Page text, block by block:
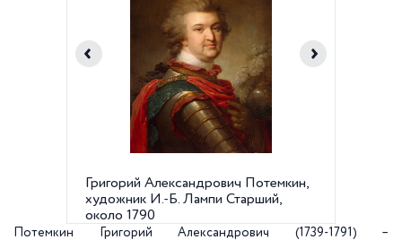
Григорий Александрович Потемкин,
художник И.-Б. Лампи Старший,
около 1790
Потемкин Григорий Александрович (1739-1791) –